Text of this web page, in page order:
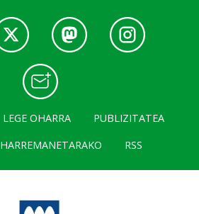
LEGE OHARRA
PUBLIZITATEA
HARREMANETARAKO RSS